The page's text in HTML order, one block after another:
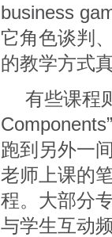
business
它角色谈判
的教学方式
有些课程
跑到另外一
老师上课的
程。大部分
与学生互动